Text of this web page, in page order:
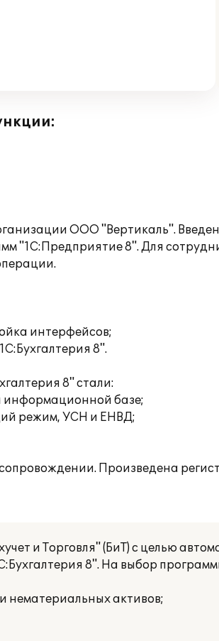
ООО "Вертикаль".
"1С:Предприятие 8". Для
интерфейсов;
8".
8" стали:
информационной базе;
режим, УСН и ЕНВД;
Произведена
и Торговля" (БиТ) с целью
8". На выбор
нематериальных активов;